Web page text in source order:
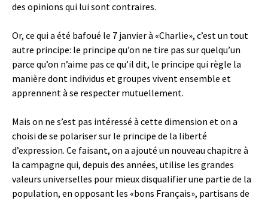
des opinions qui lui sont contraires.
Or, ce qui a été bafoué le 7 janvier à «Charlie», c’est un tout
autre principe: le principe qu’on ne tire pas sur quelqu’un
parce qu’on n’aime pas ce qu’il dit, le principe qui règle la
manière dont individus et groupes vivent ensemble et
apprennent à se respecter mutuellement.
Mais on ne s’est pas intéressé à cette dimension et on a
choisi de se polariser sur le principe de la liberté
d’expression. Ce faisant, on a ajouté un nouveau chapitre à
la campagne qui, depuis des années, utilise les grandes
valeurs universelles pour mieux disqualifier une partie de la
population, en opposant les «bons Français», partisans de